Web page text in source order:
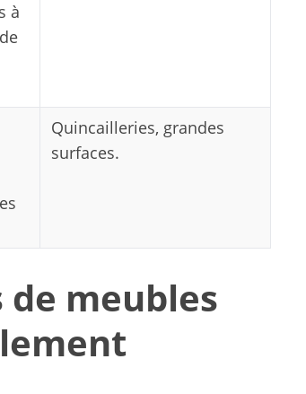
à
Quincailleries, grandes
surfaces.
de meubles